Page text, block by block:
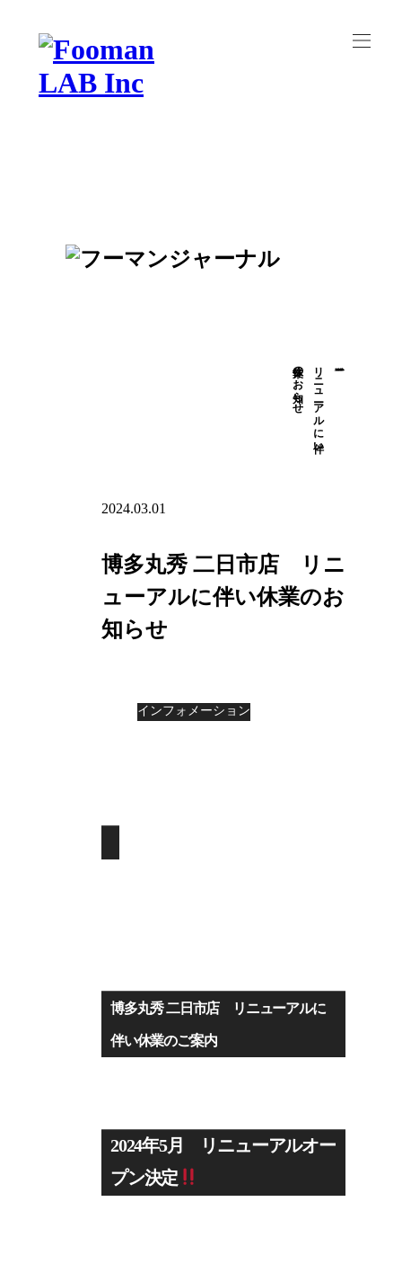
フーマンジャーナル
リニューアルに伴い
休業のお知らせ
2024.03.01
博多丸秀 二日市店 リニ
ューアルに伴い休業のお
知らせ
インフォメーション
博多丸秀 二日市店 リニューアルに
伴い休業のご案内
2024年5月 リニューアルオー
プン決定